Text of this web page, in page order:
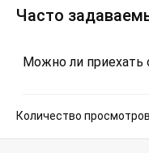
Часто
Можно ли приехать
Количество